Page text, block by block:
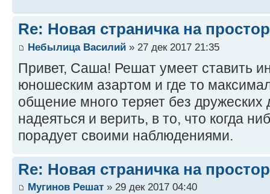
Re: Новая страничка на
Небылица Василий » 27 дек 2017 21:35
Привет, Саша! Решат умеет ставить
юношеским азартом и где то
общение много теряет без дружеских
надеяться и верить, в то, что когда
порадует своими наблюдениями.
Re: Новая страничка на
Мугинов Решат » 29 дек 2017 04:40